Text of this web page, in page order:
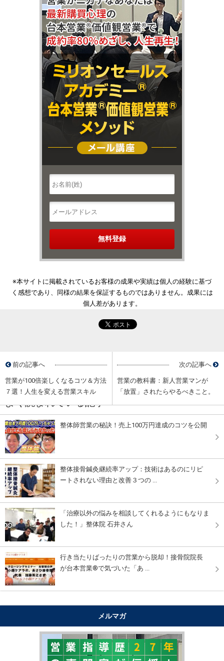
※本サイトに掲載されているお客様の成果や実績は個人の経験に基づ
く感想であり、同様の結果を保証するものではありません。成果には
個人差があります。
前の記事へ
営業が100倍楽しくなるコツ＆方法
７選！人生を変える営業スキル
次の記事へ
営業の教科書：新人営業マンが
「放置」されたらやるべきこと。
よく読まれている記事
整体師営業の秘訣！売上100万円達成のコツを公開
整体接骨鍼灸継続率アップ：技術はあるのにリピ
ートされない理由と改善３つの ...
「治療以外の悩みを相談してくれるようにもなりま
した！」整体院 石井さん
行き当たりばったりの営業から脱却！接骨院院長
が台本営業®︎で気づいた「あ ...
メルマガ